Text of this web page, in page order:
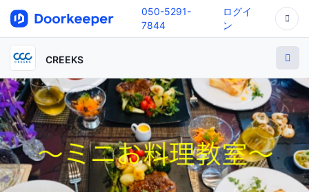
050-5291-
7844
ログイ
ン
CREEKS